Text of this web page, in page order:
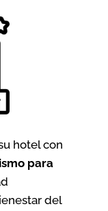
hotel con
para
del